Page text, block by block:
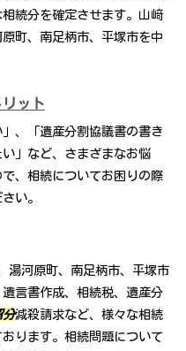
続分を確定させます。山﨑
町、南足柄市、平塚市を中
ット
、「遺産分割協議書の書き
」など、さまざまなお悩
、相続についてお困りの際
い。
湯河原町、南足柄市、平塚市
言書作成、相続税、遺産分
分減殺請求など、様々な相続
ります。相続問題について